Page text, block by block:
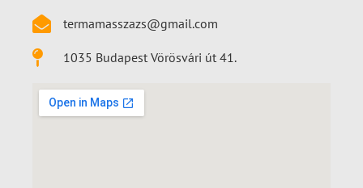
termamasszazs@gmail.com
1035 Budapest Vörösvári út 41.